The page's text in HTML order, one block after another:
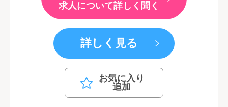
求人について詳しく聞く
詳しく見る
お気に入り
追加